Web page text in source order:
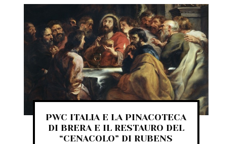
PWC ITALIA E LA PINACOTECA
DI BRERA E IL RESTAURO DEL
“CENACOLO” DI RUBENS